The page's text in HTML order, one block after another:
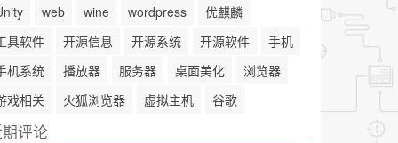
web wine wordpress
优麒麟
具软件
开源信息 开源系统 开源软件
手机
机系统
播放器 服务器 桌面美化
浏览器
戏相关
火狐浏览器 虚拟主机 谷歌
评论